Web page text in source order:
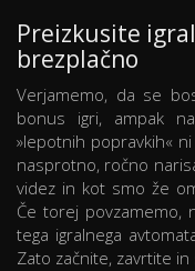
Preizkusite
brezplačno
Verjamemo, da se
bonus igri, ampak
»lepotnih popravkih«
nasprotno, ročno
videz in kot smo že
Če torej povzamemo,
tega igralnega
Zato začnite, zavrtite